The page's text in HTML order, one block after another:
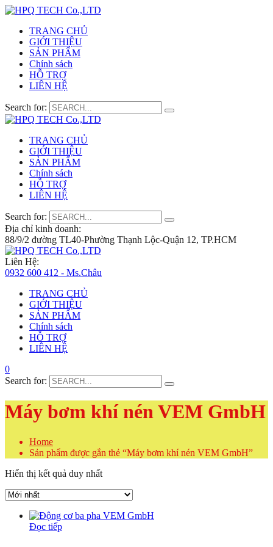
TRANG CHỦ
GIỚI THIỆU
SẢN PHẨM
Chính sách
HỖ TRỢ
LIÊN HỆ
Search for:
TRANG CHỦ
GIỚI THIỆU
SẢN PHẨM
Chính sách
HỖ TRỢ
LIÊN HỆ
Search for:
Địa chỉ kinh doanh:
88/9/2 đường TL40-Phường Thạnh Lộc-Quận 12, TP.HCM
Liên Hệ:
0932 600 412 - Ms.Châu
TRANG CHỦ
GIỚI THIỆU
SẢN PHẨM
Chính sách
HỖ TRỢ
LIÊN HỆ
0
Search for:
Máy bơm khí nén VEM GmbH
Home
Sản phẩm được gắn thẻ “Máy bơm khí nén VEM GmbH”
Hiển thị kết quả duy nhất
Đọc tiếp